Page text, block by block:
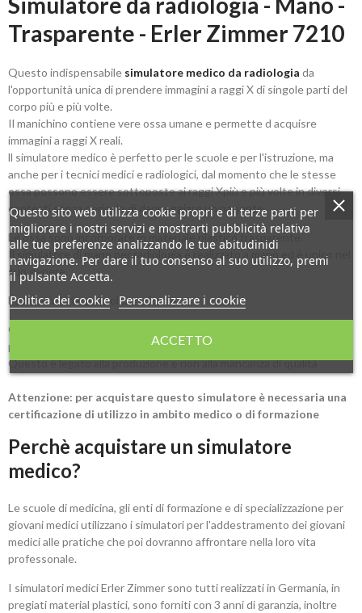
Trasparente - Erler Zimmer 7210
Questo indispensabile simulatore medico da radiologia da
l'opportunità unica di prendere immagini a raggi X di singole parti del
corpo più e più volte.
Il manichino contiene vere ossa umane e permette d acquisre
immagini a raggi X reali.
ll simulatore medico è perfetto per le scuole e per l'istruzione, ma
anche per i tecnici medici e radiologici, dal momento che le stesse
ossa possono essere sottoposte ai raggi Xpiù e più volte in diversi
contesti senza pericolo di danneggiare un paziente.
Le ossa sono incorporate in materiale plastico trasparente.
Il simulatore di mano per radiologia è realizzato a mano ed è unico nel
suo genere.
Esso può variare in colore e forma.
Grazie all'alta tecnologia che viene utilizzata per la sua produzone ci
possono essere scolorimento e crepe al suo interno.
Questo è legato alla produzione e non alla mancanza di qualità
Attenzione: per acquistare questo simulatore è necessaria una
certificazione di utilizzo in ambito medico o di formazione
Perchè acquistare un simulatore
medico?
Le scuole di medicina, gli enti di formazione e di specializzazione per
giovani medici utilizzano i simulatori per l'addestramento dei giovani
medici alle pratiche che poi dovranno affrontare nella loro vita
professonale.
I simulatori medici Erler Zimmer sono tutti realizzati in Germania, in
pregiati material plastici, sono forniti con 3 anni di garanzia, inoltre
Questo sito web utilizza cookie propri e di terze parti per
migliorare i nostri servizi e mostrarti pubblicità relativa
alle tue preferenze analizzando le tue abitudinidi
navigazione. Per dare il tuo consenso al suo utilizzo, premi
il pulsante Accetta.
Politica dei cookie Personalizzare i cookie
ACCETTO